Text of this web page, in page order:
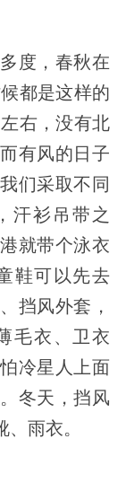
度，春秋在
都是这样的
右，没有北
有风的日子
们采取不同
汗衫吊带之
就带个泳衣
鞋可以先去
挡风外套，
毛衣、卫衣
冷星人上面
冬天，挡风
雨衣。